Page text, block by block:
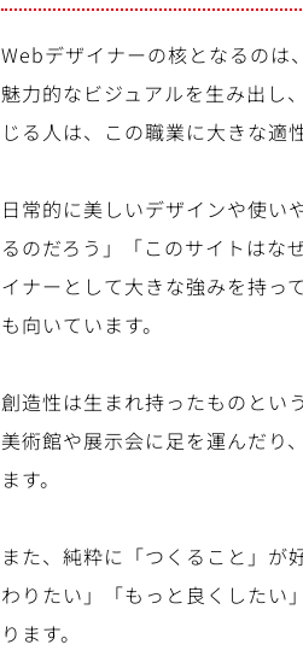
Webデザイナーの核となるのは
魅力的なビジュアルを生み出し
じる人は、この職業に大きな適
日常的に美しいデザインや使い
るのだろう」「このサイトはな
イナーとして大きな強みを持っ
も向いています。
創造性は生まれ持ったものとい
美術館や展示会に足を運んだり
ます。
また、純粋に「つくること」が
わりたい」「もっと良くしたい
ります。